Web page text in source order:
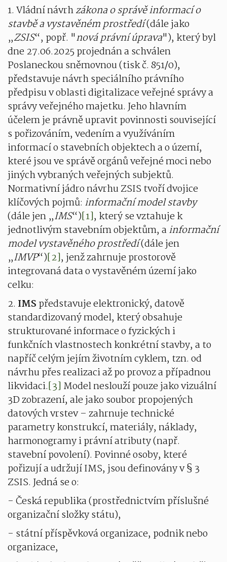
1. Vládní návrhzákona o správě informací o
stavbě a vystavěném prostředí(dále jako
„ZSIS“, popř. "nová právní úprava"), který byl
dne 27.06.2025 projednán a schválen
Poslaneckou sněmovnou (tisk č. 851/0),
představuje návrh speciálního právního
předpisu v oblasti digitalizace veřejné správy a
správy veřejného majetku. Jeho hlavním
účelem je právně upravit povinnosti související
s pořizováním, vedením a využíváním
informací o stavebních objektech a o území,
které jsou ve správě orgánů veřejné moci nebo
jiných vybraných veřejných subjektů.
Normativní jádro návrhu ZSIS tvoří dvojice
klíčových pojmů: informační model stavby
(dále jen „IMS“)[1], který se vztahuje k
jednotlivým stavebním objektům, ainformační
model vystavěného prostředí(dále jen
„IMVP“)[2], jenž zahrnuje prostorově
integrovaná data o vystavěném území jako
celku:
2. IMS představuje elektronický, datově
standardizovaný model, který obsahuje
strukturované informace o fyzických i
funkčních vlastnostech konkrétní stavby, a to
napříč celým jejím životním cyklem, tzn. od
návrhu přes realizaci až po provoz a případnou
likvidaci.[3] Model neslouží pouze jako vizuální
3D zobrazení, ale jako soubor propojených
datových vrstev – zahrnuje technické
parametry konstrukcí, materiály, náklady,
harmonogramy i právní atributy (např.
stavební povolení). Povinné osoby, které
pořizují a udržují IMS, jsou definovány v § 3
ZSIS. Jedná se o:
- Česká republika (prostřednictvím příslušné
organizační složky státu),
- státní příspěvková organizace, podnik nebo
organizace,